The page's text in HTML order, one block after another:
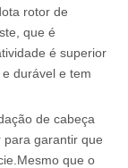
rotor de
que é
é superior
durável e tem
de cabeça
para garantir que
que o